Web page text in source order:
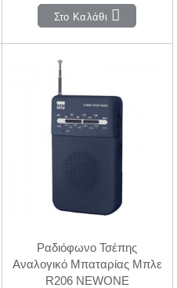
Στο Καλάθι
Ραδιόφωνο Τσέπης
Αναλογικό Μπαταρίας Μπλε
R206 NEWONE